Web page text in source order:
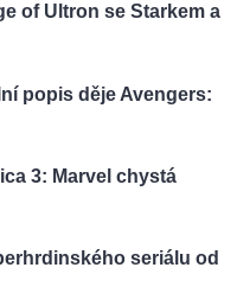
of Ultron se Starkem a
popis děje Avengers:
3: Marvel chystá
seriálu od